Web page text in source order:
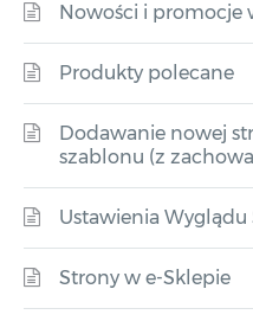
Nowości i promocje
Produkty polecane
Dodawanie nowej
szablonu (z
Ustawienia Wyglądu
Strony w e-Sklepie